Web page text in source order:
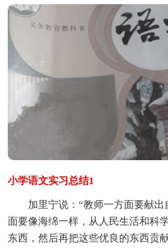
小学语文实习总结1
加里宁说：“教师一方面要献出
面要像海绵一样，从人民生活和科
东西，然后再把这些优良的东西贡